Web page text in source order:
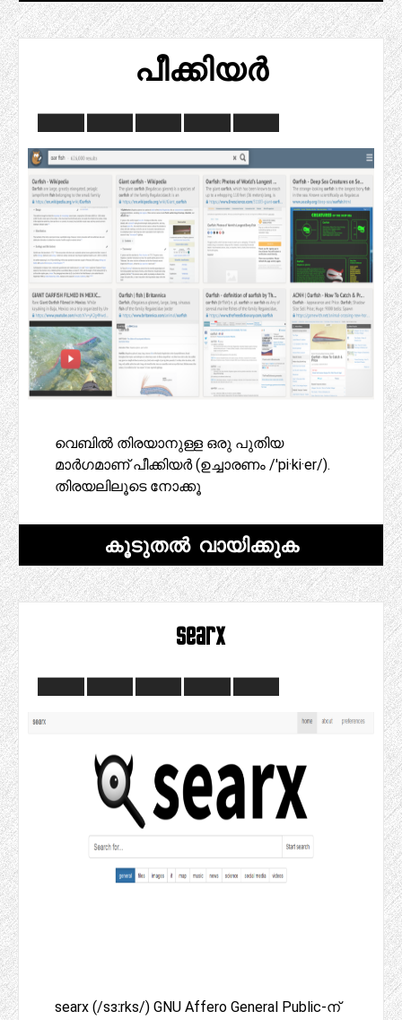
പീക്കിയർ
വെബിൽ തിരയാനുള്ള ഒരു പുതിയ
മാർഗമാണ് പീക്കിയർ (ഉച്ചാരണം /'pi·ki·er/).
തിരയലിലൂടെ നോക്കൂ
കൂടുതൽ വായിക്കുക
searx
searx (/sɜːrks/) GNU Affero General Public-ന്